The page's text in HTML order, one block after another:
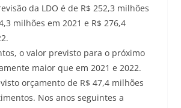
da LDO é de R$ 252,3 milhões
milhões em 2021 e R$ 276,4
o valor previsto para o próximo
maior que em 2021 e 2022.
orçamento de R$ 47,4 milhões
Nos anos seguintes a